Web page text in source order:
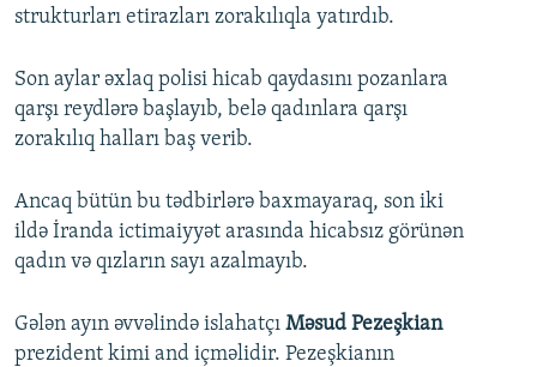
strukturları etirazları zorakılıqla yatırdıb.
Son aylar əxlaq polisi hicab qaydasını pozanlara
qarşı reydlərə başlayıb, belə qadınlara qarşı
zorakılıq halları baş verib.
Ancaq bütün bu tədbirlərə baxmayaraq, son iki
ildə İranda ictimaiyyət arasında hicabsız görünən
qadın və qızların sayı azalmayıb.
Gələn ayın əvvəlində islahatçı Məsud Pezeşkian
prezident kimi and içməlidir. Pezeşkianın